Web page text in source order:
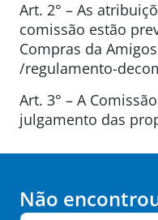
Art. 2° – As
comissão estão
Compras da
/regulamento-
Art. 3° – A
julgamento das
Não